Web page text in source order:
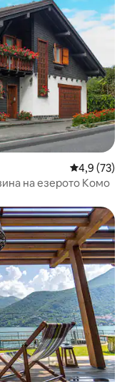
Просечна
4,9 (73)
на езерото Комо